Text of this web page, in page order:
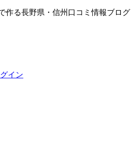
作る長野県・信州口コミ情報ブログ